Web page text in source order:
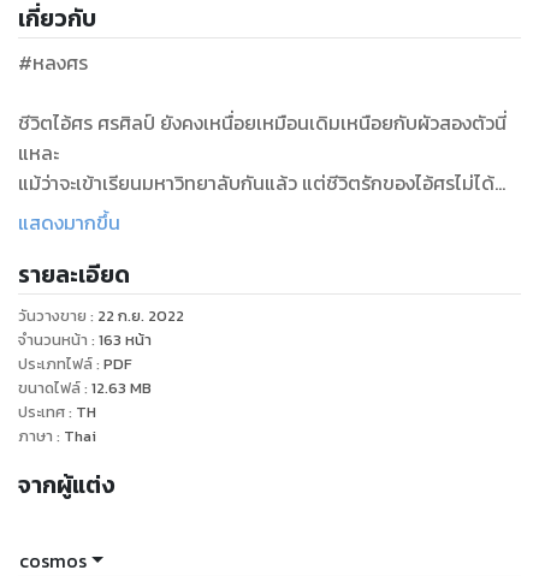
เกี่ยวกับ
#หลงศร
ชีวิตไอ้ศร ศรศิลป์ ยังคงเหนื่อยเหมือนเดิมเหนือยกับผัวสองตัวนี่
แหละ
แม้ว่าจะเข้าเรียนมหาวิทยาลับกันแล้ว แต่ชีวิตรักของไอ้ศรไม่ได้
จืดจางแม้แต่น้อย...
จากปาก...
ถึงจะเรียนคนละสาขาแต่อย่าให้ได้มีวันหยุดตรงกัน...ตรงกันเมื่อ
ไหร่ไอ้แฝดนรกแม่งเย็บเขาเหมือนของจะขาดทุกที ห่าเอ๊ย แค่กูยืน
หายใจพวกเหี้ยนี่แม่งก็หงี่แล้ว !!!
"คุณเมียครับได้โปรดใช้ตีนข้างนั้นเหยียบหน้ากูที"
"เหยียบกูด้วยไอ้ศร อย่าเหยียบแต่ไอ้ไนน์"
แสดงมากขึ้น
รายละเอียด
วันวางขาย : 22 ก.ย. 2022
จำนวนหน้า : 163 หน้า
ประเภทไฟล์: PDF
ขนาดไฟล์: 12.63 MB
ประเทศ: TH
ภาษา : Thai
จากผู้แต่ง
cosmos